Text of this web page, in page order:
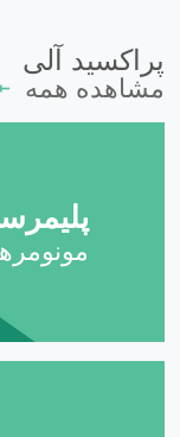
پراکسید آلی
مشاهده همه